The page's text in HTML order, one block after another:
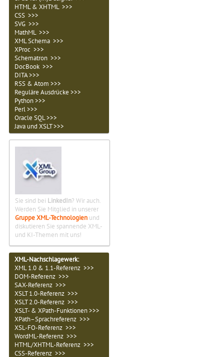
HTML & XHTML >>>
CSS >>>
SVG >>>
MathML >>>
XML Schema >>>
XProc >>>
Schematron >>>
DocBook >>>
DITA >>>
RSS & Atom >>>
Reguläre Ausdrücke >>>
Python >>>
Perl >>>
Oracle SQL >>>
Java und XSLT >>>
Sie sind bei LinkedIn? Wir auch.
Werden Sie Mitglied in unserer
Gruppe XML-Technologien und
diskutieren Sie spannende XML-
und KI-Themen mit uns!
XML-Nachschlagewerk:
XML 1.0 & 1.1-Referenz >>>
DOM-Referenz >>>
SAX-Referenz >>>
XSLT 1.0-Referenz >>>
XSLT 2.0-Referenz >>>
XSLT- & XPath-Funktionen >>>
XPath–Sprachreferenz >>>
XSL-FO-Referenz >>>
WordML-Referenz >>>
HTML/XHTML-Referenz >>>
CSS-Referenz >>>